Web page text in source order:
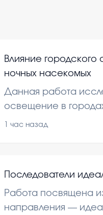
Влияние
ночных насекомых
Данная работа
освещение в
ночных насекомых.
негативное
1 час назад
Последователи
Работа посвящена
направления —